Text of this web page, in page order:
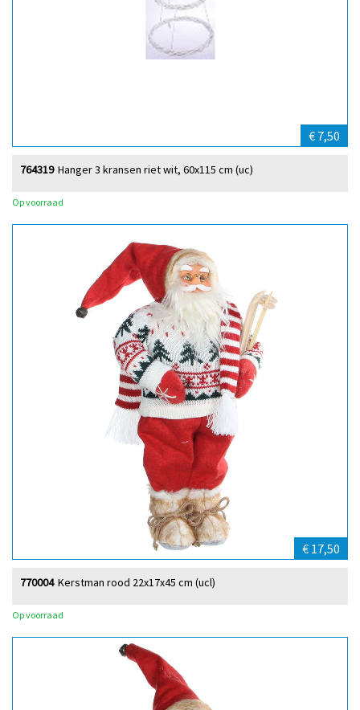
€ 7,50
Hanger 3 kransen riet wit, 60x115 cm (uc)
764319
Op voorraad
€ 17,50
Kerstman rood 22x17x45 cm (ucl)
770004
Op voorraad